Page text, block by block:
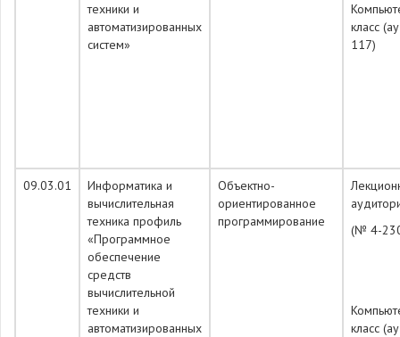
техники и
автоматизированных
систем»
класс
117)
09.03.01
Информатика и
вычислительная
техника профиль
«Программное
обеспечение
средств
вычислительной
техники и
автоматизированных
Объектно-
ориентированное
программирование
(№ 4-
класс